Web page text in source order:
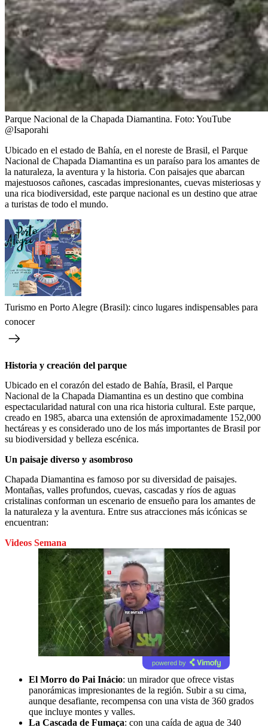
Parque Nacional de la Chapada Diamantina. Foto: YouTube
@Isaporahi
Ubicado en el estado de Bahía, en el noreste de Brasil, el Parque
Nacional de Chapada Diamantina es un paraíso para los amantes de
la naturaleza, la aventura y la historia. Con paisajes que abarcan
majestuosos cañones, cascadas impresionantes, cuevas misteriosas y
una rica biodiversidad, este parque nacional es un destino que atrae
a turistas de todo el mundo.
Turismo en Porto Alegre (Brasil): cinco lugares indispensables para
conocer
Historia y creación del parque
Ubicado en el corazón del estado de Bahía, Brasil, el Parque
Nacional de la Chapada Diamantina es un destino que combina
espectacularidad natural con una rica historia cultural. Este parque,
creado en 1985, abarca una extensión de aproximadamente 152,000
hectáreas y es considerado uno de los más importantes de Brasil por
su biodiversidad y belleza escénica.
Un paisaje diverso y asombroso
Chapada Diamantina es famoso por su diversidad de paisajes.
Montañas, valles profundos, cuevas, cascadas y ríos de aguas
cristalinas conforman un escenario de ensueño para los amantes de
la naturaleza y la aventura. Entre sus atracciones más icónicas se
encuentran:
Videos Semana
powered by
El Morro do Pai Inácio: un mirador que ofrece vistas
panorámicas impresionantes de la región. Subir a su cima,
aunque desafiante, recompensa con una vista de 360 grados
que incluye montes y valles.
La Cascada de Fumaça: con una caída de agua de 340